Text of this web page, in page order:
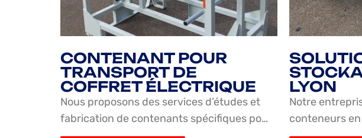
CONTENANT POUR
TRANSPORT DE
COFFRET ÉLECTRIQUE
Nous proposons des services d’études et
fabrication de contenants spécifiques po…
LYON
Notre
conteneurs